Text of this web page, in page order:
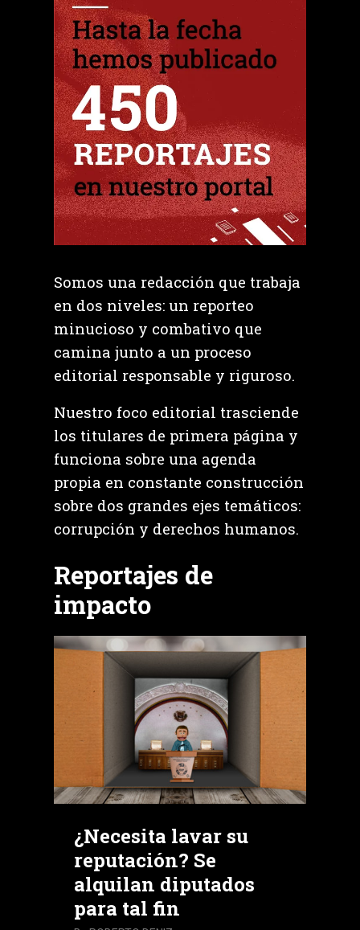
Somos una redacción que trabaja
en dos niveles: un reporteo
minucioso y combativo que
camina junto a un proceso
editorial responsable y riguroso.
Nuestro foco editorial trasciende
los titulares de primera página y
funciona sobre una agenda
propia en constante construcción
sobre dos grandes ejes temáticos:
corrupción y derechos humanos.
Reportajes de
impacto
¿Necesita lavar su
reputación? Se
alquilan diputados
para tal fin